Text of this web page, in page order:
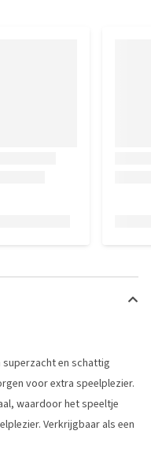
superzacht en schattig
voor extra speelplezier.
waardoor het speeltje
Verkrijgbaar als een